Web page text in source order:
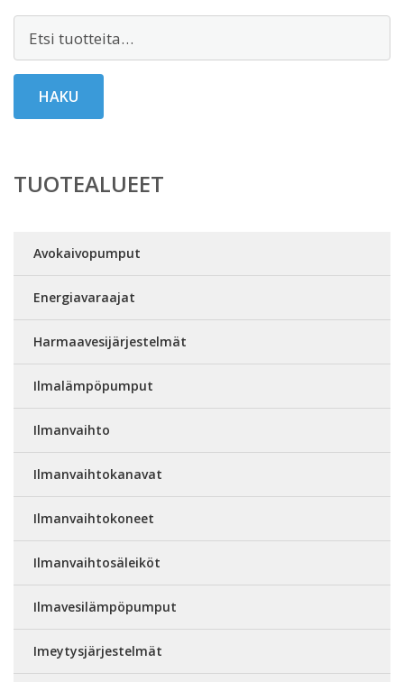
HAKU
TUOTEALUEET
Avokaivopumput
Energiavaraajat
Harmaavesijärjestelmät
Ilmalämpöpumput
Ilmanvaihto
Ilmanvaihtokanavat
Ilmanvaihtokoneet
Ilmanvaihtosäleiköt
Ilmavesilämpöpumput
Imeytysjärjestelmät